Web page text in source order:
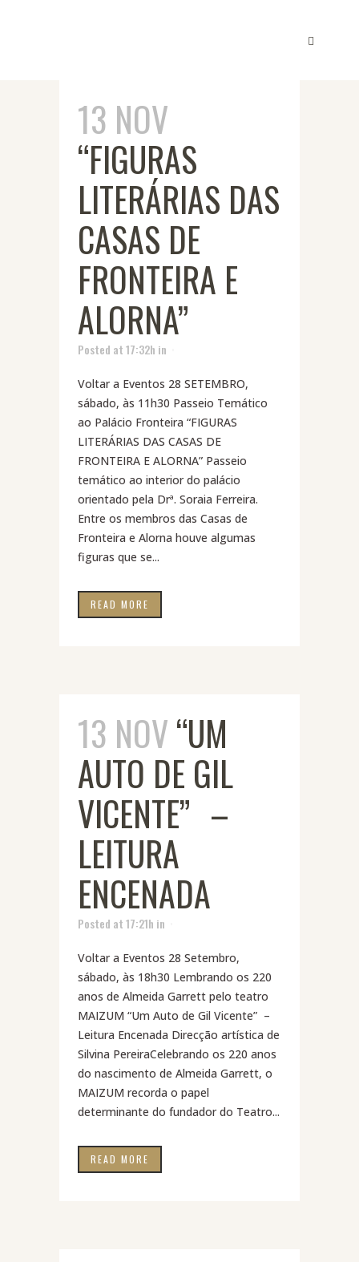
13 NOV
“FIGURAS
LITERÁRIAS DAS
CASAS DE
FRONTEIRA E
ALORNA”
Posted at 17:32h in
Voltar a Eventos 28 SETEMBRO,
sábado, às 11h30 Passeio Temático
ao Palácio Fronteira “FIGURAS
LITERÁRIAS DAS CASAS DE
FRONTEIRA E ALORNA” Passeio
temático ao interior do palácio
orientado pela Drª. Soraia Ferreira.
Entre os membros das Casas de
Fronteira e Alorna houve algumas
figuras que se...
READ MORE
13 NOV“UM
AUTO DE GIL
VICENTE” –
LEITURA
ENCENADA
Posted at 17:21h in
Voltar a Eventos 28 Setembro,
sábado, às 18h30 Lembrando os 220
anos de Almeida Garrett pelo teatro
MAIZUM “Um Auto de Gil Vicente” –
Leitura Encenada Direcção artística de
Silvina PereiraCelebrando os 220 anos
do nascimento de Almeida Garrett, o
MAIZUM recorda o papel
determinante do fundador do Teatro...
READ MORE